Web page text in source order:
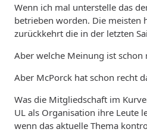
Wenn ich mal unterstelle das
betrieben worden. Die meisten
zurückkehrt die in der letzten
Aber welche Meinung ist
Aber McPorck hat schon recht
Was die Mitgliedschaft im
UL als Organisation ihre Leute
wenn das aktuelle Thema